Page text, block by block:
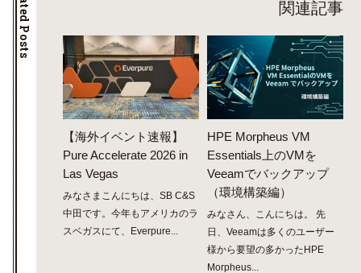
Related Posts 関連記事
【海外イベント速報】
Pure Accelerate 2026 in
Las Vegas
みなさまこんにちは、SB C&S
中田です。今年もアメリカのラ
スベガスにて、Everpure...
HPE Morpheus VM
Essentials上のVMを
Veeamでバックアップ
（環境構築編）
みなさん、こんにちは。 先
日、Veeamは多くのユーザー
様から要望の多かったHPE
Morpheus...